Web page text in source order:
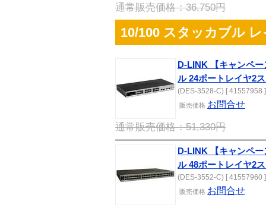
通常販売価格：36,750円
10/100 スタッカブル
D-LINK 【キャンペ
ル 24ポートレイヤ2
(DES-3528-C) [ 41557958 ]
販売価格 お問合せ
通常販売価格：51,330円
D-LINK 【キャンペ
ル 48ポートレイヤ2
(DES-3552-C) [ 41557960 ]
販売価格 お問合せ